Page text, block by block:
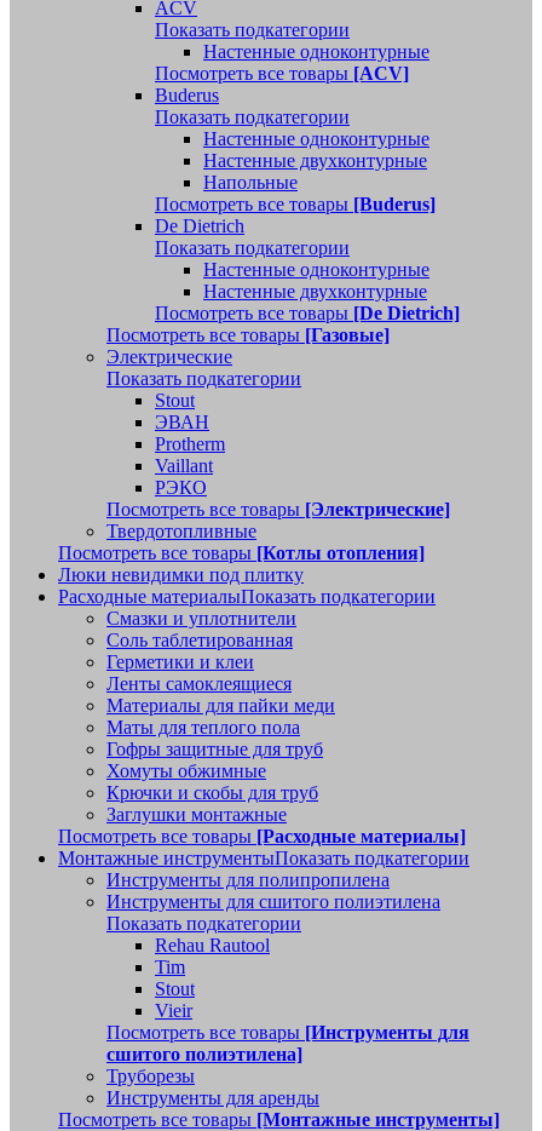
ACV
Показать подкатегории
Настенные одноконтурные
Посмотреть все товары [ACV]
Buderus
Показать подкатегории
Настенные одноконтурные
Настенные двухконтурные
Напольные
Посмотреть все товары [Buderus]
De Dietrich
Показать подкатегории
Настенные одноконтурные
Настенные двухконтурные
Посмотреть все товары [De Dietrich]
Посмотреть все товары [Газовые]
Электрические
Показать подкатегории
Stout
ЭВАН
Protherm
Vaillant
РЭКО
Посмотреть все товары [Электрические]
Твердотопливные
Посмотреть все товары [Котлы отопления]
Люки невидимки под плитку
Расходные материалыПоказать подкатегории
Смазки и уплотнители
Соль таблетированная
Герметики и клеи
Ленты самоклеящиеся
Материалы для пайки меди
Маты для теплого пола
Гофры защитные для труб
Хомуты обжимные
Крючки и скобы для труб
Заглушки монтажные
Посмотреть все товары [Расходные материалы]
Монтажные инструментыПоказать подкатегории
Инструменты для полипропилена
Инструменты для сшитого полиэтилена
Показать подкатегории
Rehau Rautool
Tim
Stout
Vieir
Посмотреть все товары [Инструменты для
сшитого полиэтилена]
Труборезы
Инструменты для аренды
Посмотреть все товары [Монтажные инструменты]